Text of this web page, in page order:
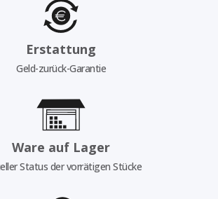
Erstattung
Geld-zurück-Garantie
Ware auf Lager
Status der vorrätigen Stücke